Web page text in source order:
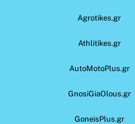
Agrotikes.gr
Athlitikes.gr
AutoMotoPlus.gr
GnosiGiaOlous.gr
GoneisPlus.gr